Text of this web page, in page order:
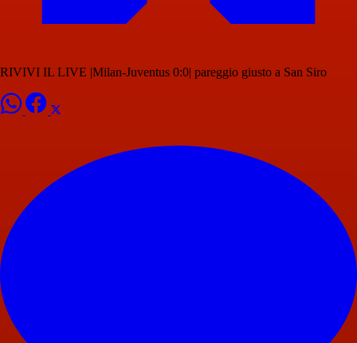
RIVIVI IL LIVE |Milan-Juventus 0:0| pareggio giusto a San Siro